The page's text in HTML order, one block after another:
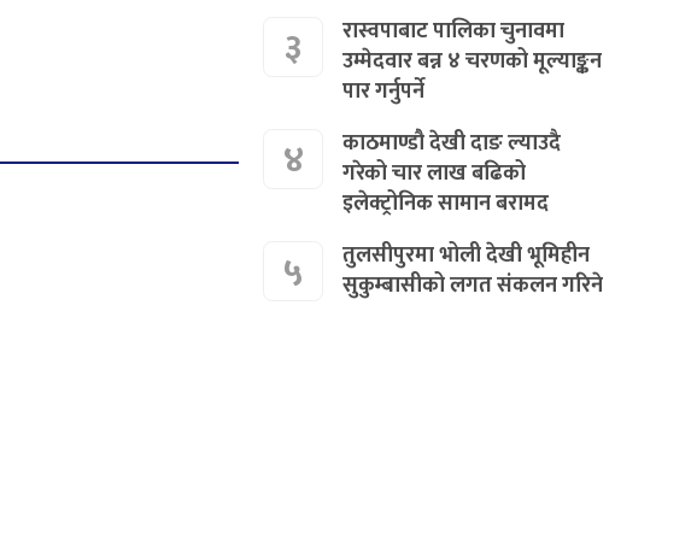
३
रास्वपाबाट पालिका चुनावमा
उम्मेदवार बन्न ४ चरणको मूल्याङ्कन
पार गर्नुपर्ने
४
काठमाण्डौ देखी दाङ ल्याउदै
गरेको चार लाख बढिको
इलेक्ट्रोनिक सामान बरामद
५
तुलसीपुरमा भोली देखी भूमिहीन
सुकुम्बासीको लगत संकलन गरिने